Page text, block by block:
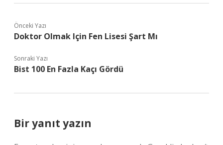
Önceki Yazı
Doktor Olmak Için Fen Lisesi Şart Mı
Sonraki Yazı
Bist 100 En Fazla Kaçı Gördü
Bir yanıt yazın